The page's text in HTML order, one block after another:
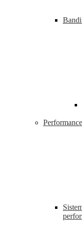
Performance